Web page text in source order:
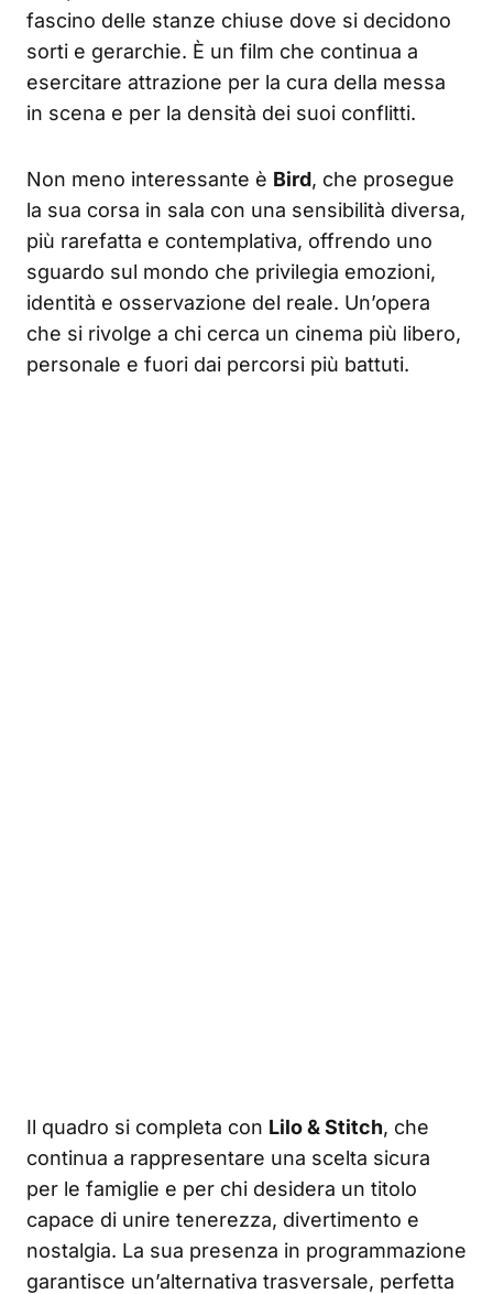
fascino delle stanze chiuse dove si decidono
sorti e gerarchie. È un film che continua a
esercitare attrazione per la cura della messa
in scena e per la densità dei suoi conflitti.
Non meno interessante è Bird, che prosegue
la sua corsa in sala con una sensibilità diversa,
più rarefatta e contemplativa, offrendo uno
sguardo sul mondo che privilegia emozioni,
identità e osservazione del reale. Un’opera
che si rivolge a chi cerca un cinema più libero,
personale e fuori dai percorsi più battuti.
Il quadro si completa con Lilo & Stitch, che
continua a rappresentare una scelta sicura
per le famiglie e per chi desidera un titolo
capace di unire tenerezza, divertimento e
nostalgia. La sua presenza in programmazione
garantisce un’alternativa trasversale, perfetta